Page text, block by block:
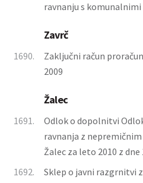
ravnanju s
Zavrč
1690.
Zaključni račun
2009
Žalec
1691.
Odlok o dopolnitvi
ravnanja z
Žalec za leto 2010 z dne
1692.
Sklep o javni razgrnitvi